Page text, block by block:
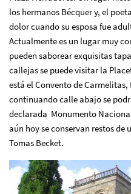
los hermanos Bécquer y, el
dolor cuando su esposa fue
Actualmente es un lugar muy
pueden saborear exquisitas
callejas se puede visitar la
está el Convento de
continuando calle abajo se
declarada Monumento
aún hoy se conservan restos
Tomas Becket.